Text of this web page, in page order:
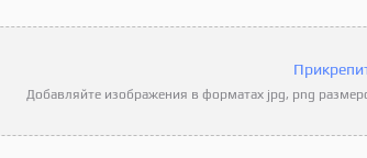
Добавляйте изображения в форматах jpg, png